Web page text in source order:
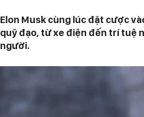
Elon Musk cùng lúc đặt cược
quỹ đạo, từ xe điện đến trí tuệ
người.